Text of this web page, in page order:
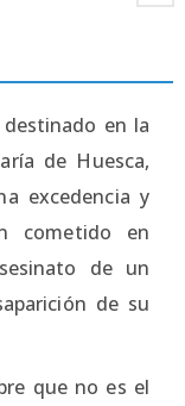
destinado en la
de Huesca,
excedencia y
cometido en
de un
de su
que no es el